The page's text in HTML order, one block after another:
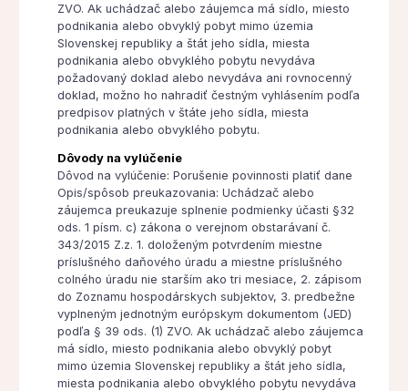
ZVO. Ak uchádzač alebo záujemca má sídlo, miesto
podnikania alebo obvyklý pobyt mimo územia
Slovenskej republiky a štát jeho sídla, miesta
podnikania alebo obvyklého pobytu nevydáva
požadovaný doklad alebo nevydáva ani rovnocenný
doklad, možno ho nahradiť čestným vyhlásením podľa
predpisov platných v štáte jeho sídla, miesta
podnikania alebo obvyklého pobytu.
Dôvody na vylúčenie
Dôvod na vylúčenie: Porušenie povinnosti platiť dane
Opis/spôsob preukazovania: Uchádzač alebo
záujemca preukazuje splnenie podmienky účasti §32
ods. 1 písm. c) zákona o verejnom obstarávaní č.
343/2015 Z.z. 1. doloženým potvrdením miestne
príslušného daňového úradu a miestne príslušného
colného úradu nie starším ako tri mesiace, 2. zápisom
do Zoznamu hospodárskych subjektov, 3. predbežne
vyplneným jednotným európskym dokumentom (JED)
podľa § 39 ods. (1) ZVO. Ak uchádzač alebo záujemca
má sídlo, miesto podnikania alebo obvyklý pobyt
mimo územia Slovenskej republiky a štát jeho sídla,
miesta podnikania alebo obvyklého pobytu nevydáva